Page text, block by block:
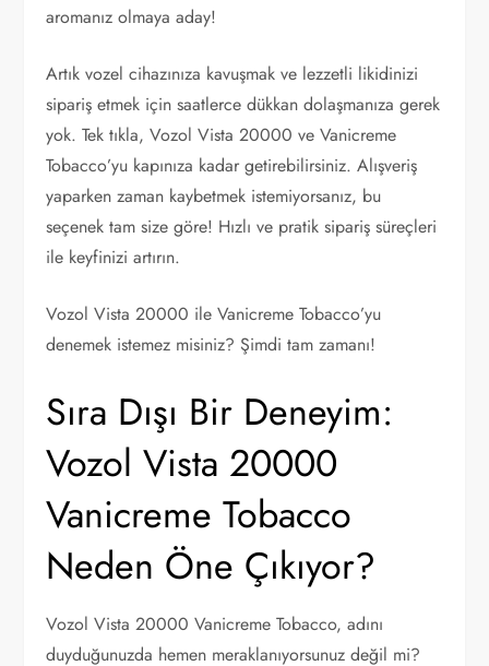
aromanız olmaya aday!
Artık vozel cihazınıza kavuşmak ve lezzetli likidinizi
sipariş etmek için saatlerce dükkan dolaşmanıza gerek
yok. Tek tıkla, Vozol Vista 20000 ve Vanicreme
Tobacco’yu kapınıza kadar getirebilirsiniz. Alışveriş
yaparken zaman kaybetmek istemiyorsanız, bu
seçenek tam size göre! Hızlı ve pratik sipariş süreçleri
ile keyfinizi artırın.
Vozol Vista 20000 ile Vanicreme Tobacco’yu
denemek istemez misiniz? Şimdi tam zamanı!
Sıra Dışı Bir Deneyim:
Vozol Vista 20000
Vanicreme Tobacco
Neden Öne Çıkıyor?
Vozol Vista 20000 Vanicreme Tobacco, adını
duyduğunuzda hemen meraklanıyorsunuz değil mi?